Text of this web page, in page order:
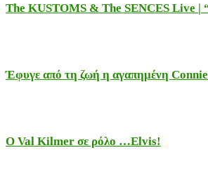
The KUSTOMS & The SENCES Live |
Έφυγε από τη ζωή η αγαπημένη
Ο Val Kilmer σε ρόλο …Elvis!